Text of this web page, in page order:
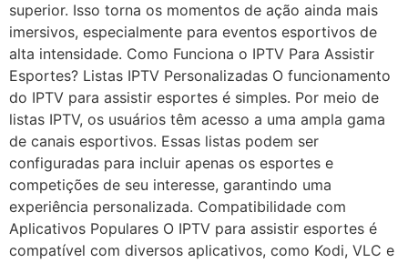
superior. Isso torna os momentos de ação ainda mais
imersivos, especialmente para eventos esportivos de
alta intensidade. Como Funciona o IPTV Para Assistir
Esportes? Listas IPTV Personalizadas O funcionamento
do IPTV para assistir esportes é simples. Por meio de
listas IPTV, os usuários têm acesso a uma ampla gama
de canais esportivos. Essas listas podem ser
configuradas para incluir apenas os esportes e
competições de seu interesse, garantindo uma
experiência personalizada. Compatibilidade com
Aplicativos Populares O IPTV para assistir esportes é
compatível com diversos aplicativos, como Kodi, VLC e